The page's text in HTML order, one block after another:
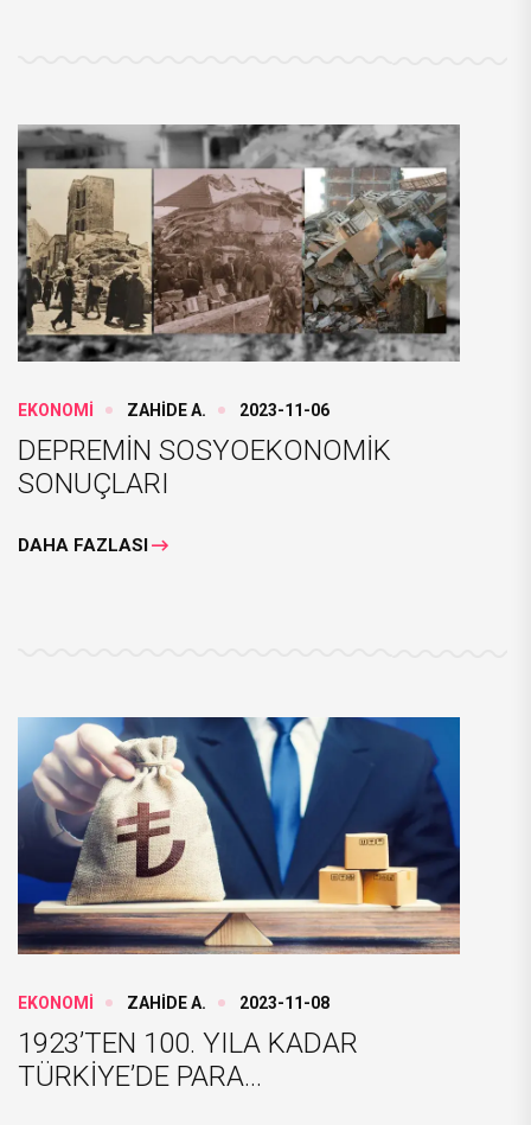
EKONOMİ ZAHİDE A. 2023-11-06
DEPREMİN SOSYOEKONOMİK
SONUÇLARI
DAHA FAZLASI
EKONOMİ ZAHİDE A. 2023-11-08
1923’TEN 100. YILA KADAR
TÜRKİYE’DE PARA...